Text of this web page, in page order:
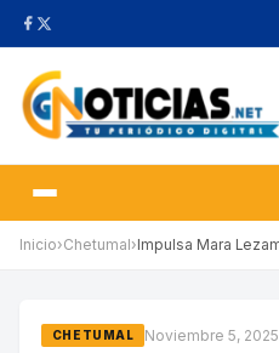
Inicio›Chetumal ›
CHETUMAL Noviembre 5, 2025